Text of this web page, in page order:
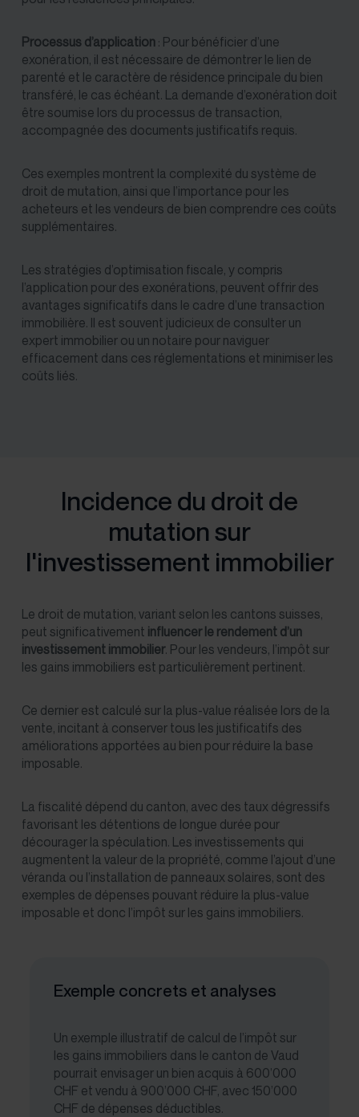
Processus d’application : Pour bénéficier d’une
exonération, il est nécessaire de démontrer le lien de
parenté et le caractère de résidence principale du bien
transféré, le cas échéant. La demande d’exonération doit
être soumise lors du processus de transaction,
accompagnée des documents justificatifs requis.
Ces exemples montrent la complexité du système de
droit de mutation, ainsi que l’importance pour les
acheteurs et les vendeurs de bien comprendre ces coûts
supplémentaires.
Les stratégies d’optimisation fiscale, y compris
l’application pour des exonérations, peuvent offrir des
avantages significatifs dans le cadre d’une transaction
immobilière. Il est souvent judicieux de consulter un
expert immobilier ou un notaire pour naviguer
efficacement dans ces réglementations et minimiser les
coûts liés.
Incidence du droit de
mutation sur
l'investissement immobilier
Le droit de mutation, variant selon les cantons suisses,
peut significativement influencer le rendement d’un
investissement immobilier. Pour les vendeurs, l’impôt sur
les gains immobiliers est particulièrement pertinent.
Ce dernier est calculé sur la plus-value réalisée lors de la
vente, incitant à conserver tous les justificatifs des
améliorations apportées au bien pour réduire la base
imposable.
La fiscalité dépend du canton, avec des taux dégressifs
favorisant les détentions de longue durée pour
décourager la spéculation. Les investissements qui
augmentent la valeur de la propriété, comme l’ajout d’une
véranda ou l’installation de panneaux solaires, sont des
exemples de dépenses pouvant réduire la plus-value
imposable et donc l’impôt sur les gains immobiliers​.
Exemple concrets et analyses
Un exemple illustratif de calcul de l’impôt sur
les gains immobiliers dans le canton de Vaud
pourrait envisager un bien acquis à 600’000
CHF et vendu à 900’000 CHF, avec 150’000
CHF de dépenses déductibles.